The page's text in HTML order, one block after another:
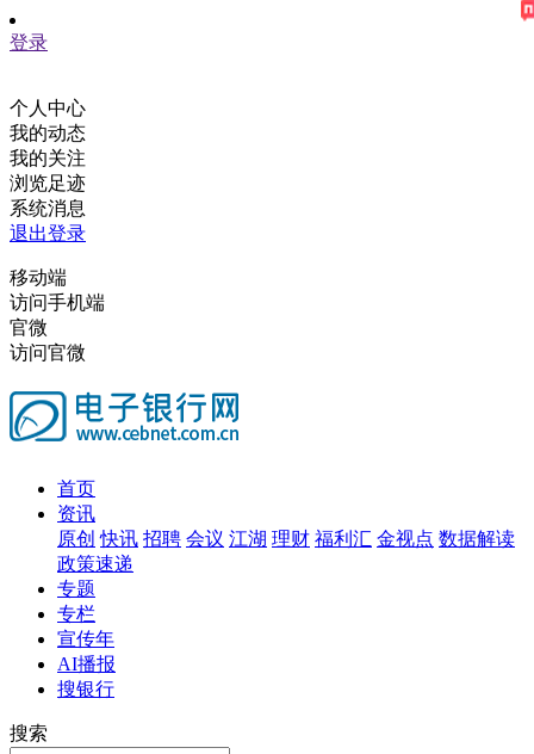
登录
个人中心
我的动态
我的关注
浏览足迹
系统消息
退出登录
移动端
访问手机端
官微
访问官微
首页
资讯
原创 快讯 招聘 会议 江湖 理财 福利汇 金视点 数据解读
政策速递
专题
专栏
宣传年
AI播报
搜银行
搜索